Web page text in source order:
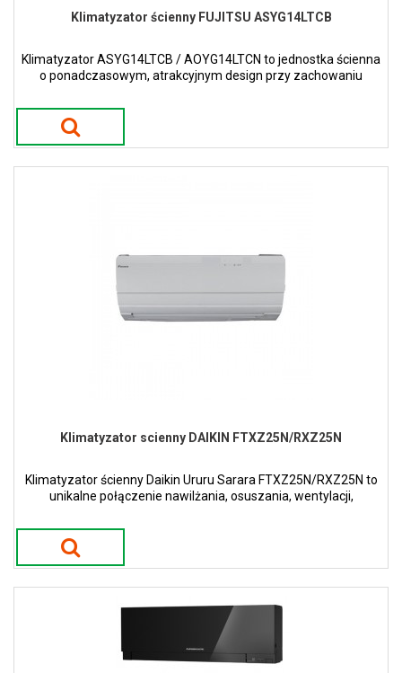
Klimatyzator ścienny FUJITSU ASYG14LTCB
Klimatyzator ASYG14LTCB / AOYG14LTCN to jednostka ścienna
o ponadczasowym, atrakcyjnym design przy zachowaniu
Klimatyzator scienny DAIKIN FTXZ25N/RXZ25N
Klimatyzator ścienny Daikin Ururu Sarara FTXZ25N/RXZ25N to
unikalne połączenie nawilżania, osuszania, wentylacji,
najwyższymi wartościami efektywności.